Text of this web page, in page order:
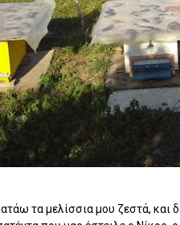
τα μελίσσια μου ζεστά, και